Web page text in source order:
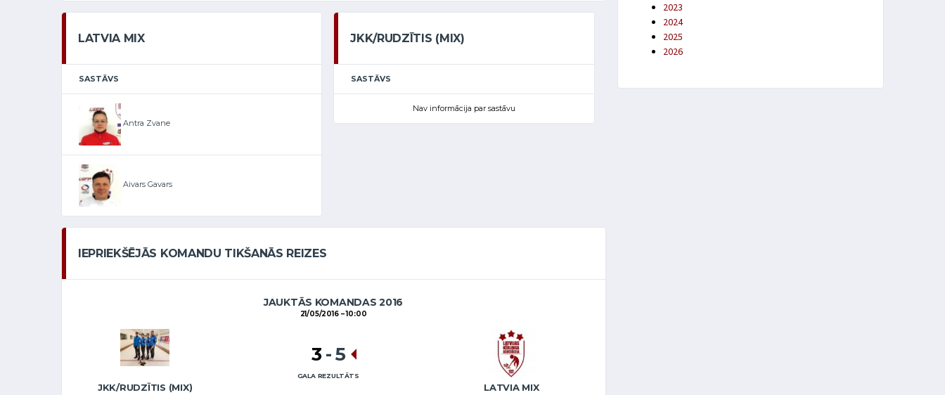
LATVIA MIX
SASTĀVS
Antra Zvane
Aivars Gavars
JKK/RUDZĪTIS (MIX)
SASTĀVS
Nav informācija par sastāvu
IEPRIEKŠĒJĀS KOMANDU TIKŠANĀS REIZES
JAUKTĀS KOMANDAS 2016
21/05/2016 10:00
JKK/RUDZĪTIS (MIX) LATVIA MIX
3 -5
GALA REZULTĀTS
2023
2024
2025
2026